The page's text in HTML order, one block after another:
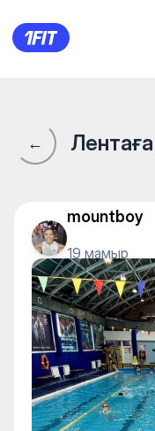
Aquastars
←
mountboy
19 мамыр